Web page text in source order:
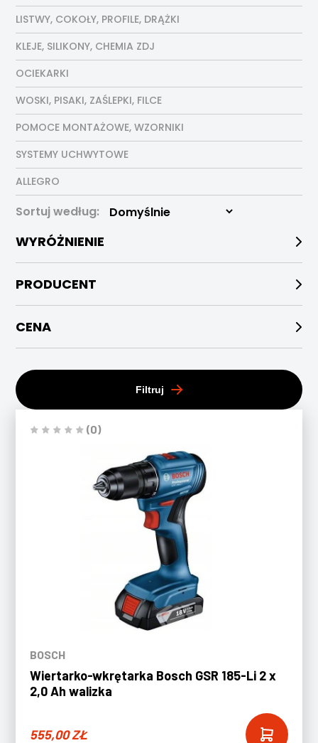
LISTWY, COKOŁY, PROFILE, DRĄŻKI
KLEJE, SILIKONY, CHEMIA ZDJ
OCIEKARKI
WOSKI, PISAKI, ZAŚLEPKI, FILCE
POMOCE MONTAŻOWE, WZORNIKI
SYSTEMY UCHWYTOWE
ALLEGRO
Sortuj według:
WYRÓŻNIENIE
PRODUCENT
CENA
Filtruj
(0)
BOSCH
Wiertarko-wkrętarka Bosch GSR 185-Li 2 x
2,0 Ah walizka
555,00ZŁ